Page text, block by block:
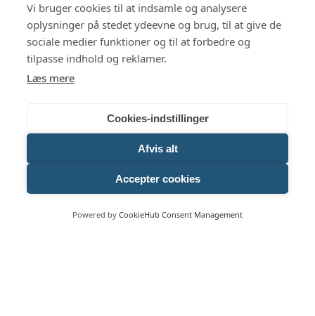
Undgå dyre overraskelser
Download vores gratis guide
Vi bruger cookies til at indsamle og analysere
oplysninger på stedet ydeevne og brug, til at give de
sociale medier funktioner og til at forbedre og
tilpasse indhold og reklamer.
Læs mere
Cookies-indstillinger
Afvis alt
Accepter cookies
Powered by CookieHub Consent Management